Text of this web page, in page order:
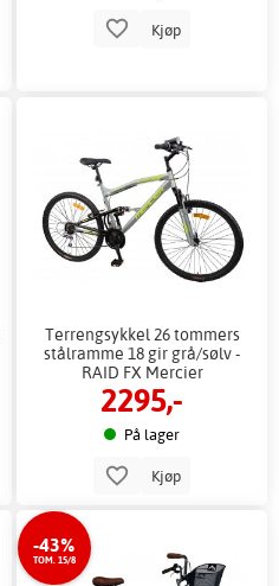
Kjøp
Terrengsykkel 26 tommers
stålramme 18 gir grå/sølv -
RAID FX Mercier
2295,-
På lager
Kjøp
-43%
TOM. 15/8